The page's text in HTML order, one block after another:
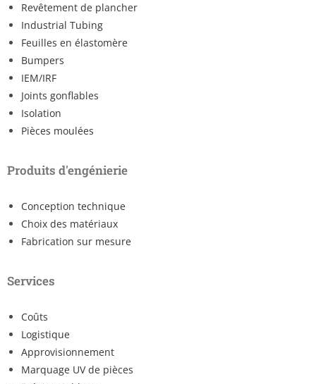
Revêtement de plancher
Industrial Tubing
Feuilles en élastomère
Bumpers
IEM/IRF
Joints gonflables
Isolation
Pièces moulées
Produits d'engénierie
Conception technique
Choix des matériaux
Fabrication sur mesure
Services
Coûts
Logistique
Approvisionnement
Marquage UV de pièces